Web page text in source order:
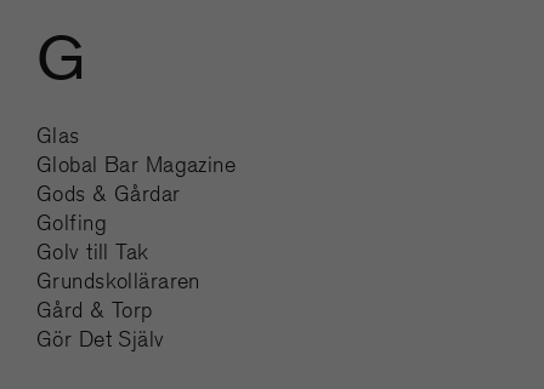
G
Glas
Global Bar Magazine
Gods & Gårdar
Golfing
Golv till Tak
Grundskolläraren
Gård & Torp
Gör Det Själv